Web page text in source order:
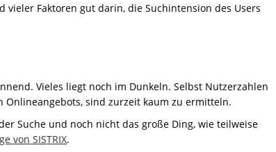
Faktoren gut darin, die Suchintension des Users
Vieles liegt noch im Dunkeln. Selbst Nutzerzahlen
Onlineangebots, sind zurzeit kaum zu ermitteln.
Suche und noch nicht das große Ding, wie teilweise
von SISTRIX.